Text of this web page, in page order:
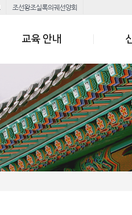
조선왕조실록의궤선양회
교육 안내